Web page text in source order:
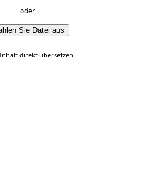
oder
Sie Datei aus
Inhalt direkt übersetzen.